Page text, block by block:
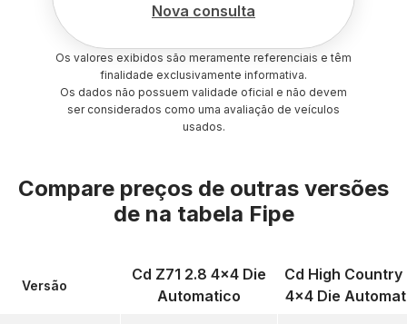
Nova consulta
Os valores exibidos são meramente referenciais e têm
finalidade exclusivamente informativa.
Os dados não possuem validade oficial e não devem
ser considerados como uma avaliação de veículos
usados.
Compare preços de outras versões
de na tabela Fipe
Versão
Cd Z71 2.8 4x4 Die
Automatico
Cd High Country
4x4 Die